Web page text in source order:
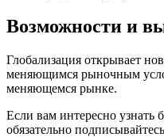
Возможности и
Глобализация открывает
меняющимся рыночным
меняющемся рынке.
Если вам интересно узнать
обязательно